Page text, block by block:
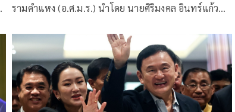
รามคำแหง (อ.ศ.ม.ร.) นำโดย นายศิริมงคล อินทร์แก้ว
แถลงการณ์ เรียกร้อง ให้นายกรัฐมนตรีลาออกจาก
ตำแหน่ง